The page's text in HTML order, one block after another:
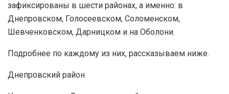
зафиксированы в шести районах, а именно: в
Днепровском, Голосеевском, Соломенском,
Шевченковском, Дарницком и на Оболони.
Подробнее по каждому из них, рассказываем ниже.
Днепровский район